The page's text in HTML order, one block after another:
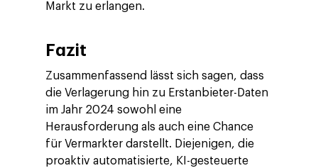
Markt zu erlangen.
Fazit
Zusammenfassend lässt sich sagen, dass
die Verlagerung hin zu Erstanbieter-Daten
im Jahr 2024 sowohl eine
Herausforderung als auch eine Chance
für Vermarkter darstellt. Diejenigen, die
proaktiv automatisierte, KI-gesteuerte